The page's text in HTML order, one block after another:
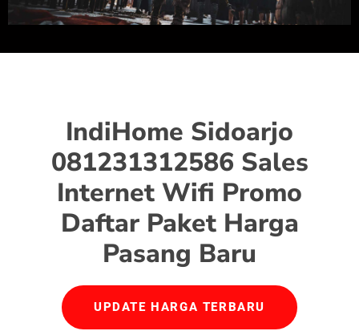
IndiHome Sidoarjo
081231312586 Sales
Internet Wifi Promo
Daftar Paket Harga
Pasang Baru
UPDATE HARGA TERBARU